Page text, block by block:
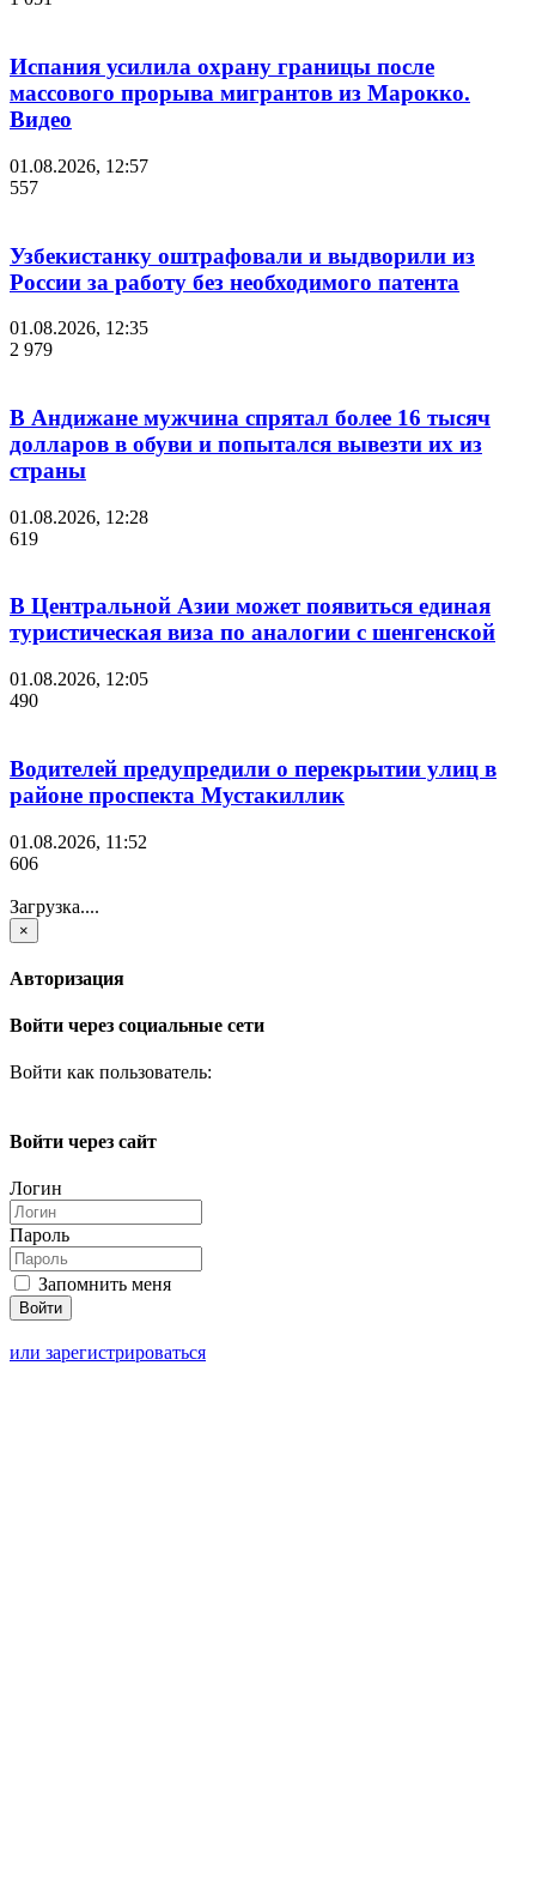
Испания усилила охрану границы после
массового прорыва мигрантов из Марокко.
Видео
01.08.2026, 12:57
557
Узбекистанку оштрафовали и выдворили из
России за работу без необходимого патента
01.08.2026, 12:35
2 979
В Андижане мужчина спрятал более 16 тысяч
долларов в обуви и попытался вывезти их из
страны
01.08.2026, 12:28
619
В Центральной Азии может появиться единая
туристическая виза по аналогии с шенгенской
01.08.2026, 12:05
490
Водителей предупредили о перекрытии улиц в
районе проспекта Мустакиллик
01.08.2026, 11:52
606
Загрузка....
×
Авторизация
Войти через социальные сети
Войти как пользователь:
Войти через сайт
Логин
Пароль
Запомнить меня
или зарегистрироваться